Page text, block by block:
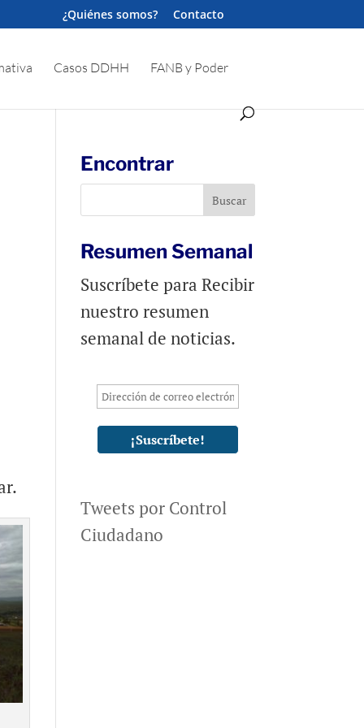
¿Quiénes somos? Contacto
Casos DDHH FANB y Poder
Encontrar
Resumen Semanal
Suscríbete para Recibir
nuestro resumen
semanal de noticias.
Tweets por Control
Ciudadano